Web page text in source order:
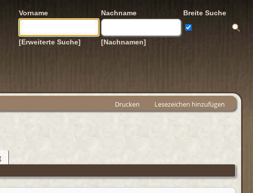
Vorname Nachname Breite Suche
[Erweiterte Suche] [Nachnamen]
Drucken Lesezeichen hinzufügen